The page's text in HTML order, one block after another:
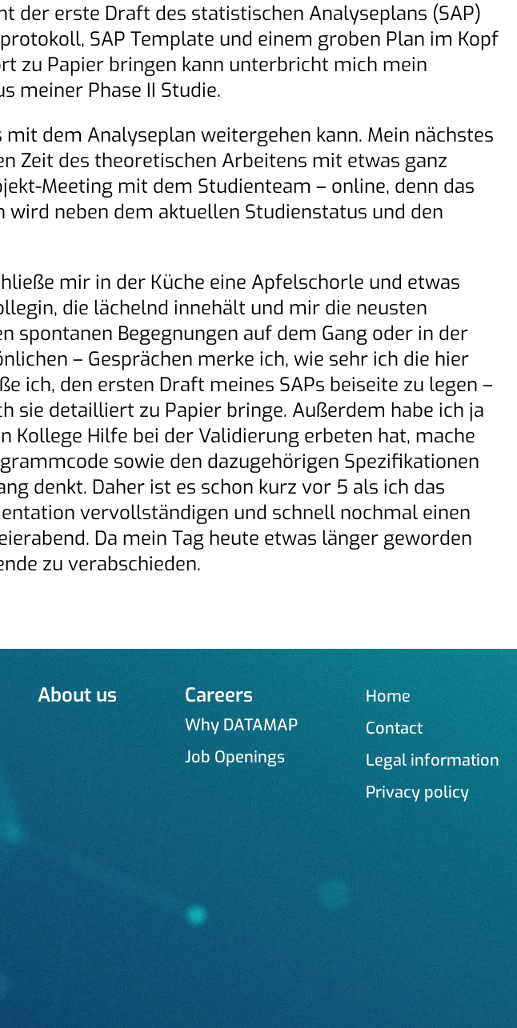
der erste Draft des statistischen Analyseplans (SAP)
SAP Template und einem groben Plan im Kopf
zu Papier bringen kann unterbricht mich mein
meiner Phase II Studie.
dem Analyseplan weitergehen kann. Mein nächstes
Zeit des theoretischen Arbeitens mit etwas ganz
Meeting mit dem Studienteam – online, denn das
neben dem aktuellen Studienstatus und den
mir in der Küche eine Apfelschorle und etwas
die lächelnd innehält und mir die neusten
spontanen Begegnungen auf dem Gang oder in der
– Gesprächen merke ich, wie sehr ich die hier
ich, den ersten Draft meines SAPs beiseite zu legen –
sie detailliert zu Papier bringe. Außerdem habe ich ja
Hilfe bei der Validierung erbeten hat, mache
sowie den dazugehörigen Spezifikationen
denkt. Daher ist es schon kurz vor 5 als ich das
vervollständigen und schnell nochmal einen
Da mein Tag heute etwas länger geworden
zu verabschieden.
About us Careers
Why DATAMAP
Job Openings
Home
Contact
Legal information
Privacy policy